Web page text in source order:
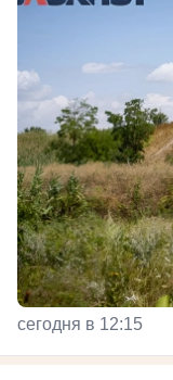
сегодня в 12:15